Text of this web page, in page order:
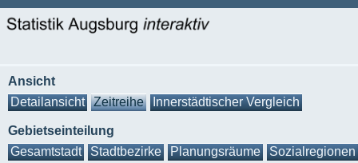
Ansicht
Detailansicht
Zeitreihe Innerstädtischer Vergleich
Gebietseinteilung
Gesamtstadt
Stadtbezirke Planungsräume Sozialregionen